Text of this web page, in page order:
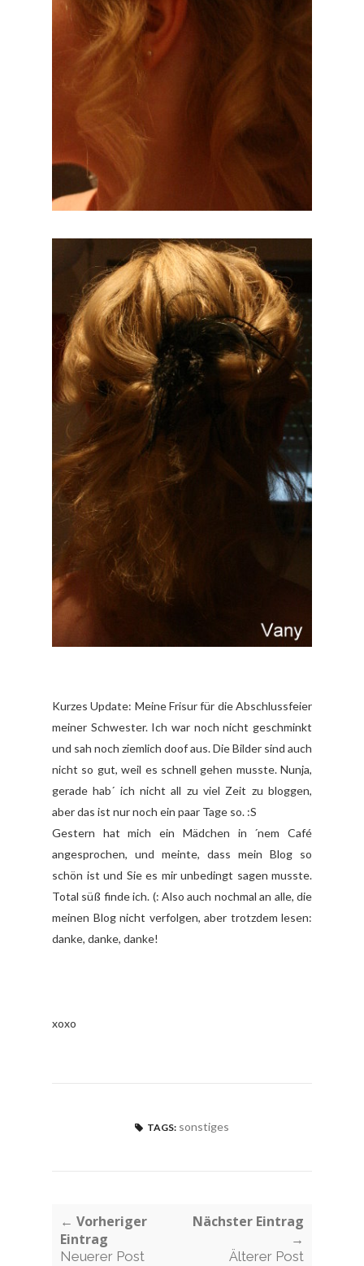
Kurzes Update: Meine Frisur für die Abschlussfeier
meiner Schwester. Ich war noch nicht geschminkt
und sah noch ziemlich doof aus. Die Bilder sind auch
nicht so gut, weil es schnell gehen musste. Nunja,
gerade hab´ ich nicht all zu viel Zeit zu bloggen,
aber das ist nur noch ein paar Tage so. :S
Gestern hat mich ein Mädchen in ´nem Café
angesprochen, und meinte, dass mein Blog so
schön ist und Sie es mir unbedingt sagen musste.
Total süß finde ich. (: Also auch nochmal an alle, die
meinen Blog nicht verfolgen, aber trotzdem lesen:
danke, danke, danke!
xoxo
TAGS: sonstiges
← Vorheriger
Eintrag
Neuerer Post
Nächster Eintrag
→
Älterer Post